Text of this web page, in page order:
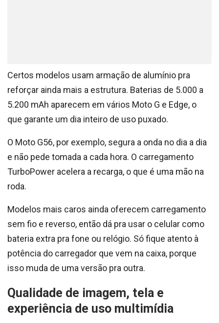
Certos modelos usam armação de alumínio pra
reforçar ainda mais a estrutura. Baterias de 5.000 a
5.200 mAh aparecem em vários Moto G e Edge, o
que garante um dia inteiro de uso puxado.
O Moto G56, por exemplo, segura a onda no dia a dia
e não pede tomada a cada hora. O carregamento
TurboPower acelera a recarga, o que é uma mão na
roda.
Modelos mais caros ainda oferecem carregamento
sem fio e reverso, então dá pra usar o celular como
bateria extra pra fone ou relógio. Só fique atento à
potência do carregador que vem na caixa, porque
isso muda de uma versão pra outra.
Qualidade de imagem, tela e
experiência de uso multimídia